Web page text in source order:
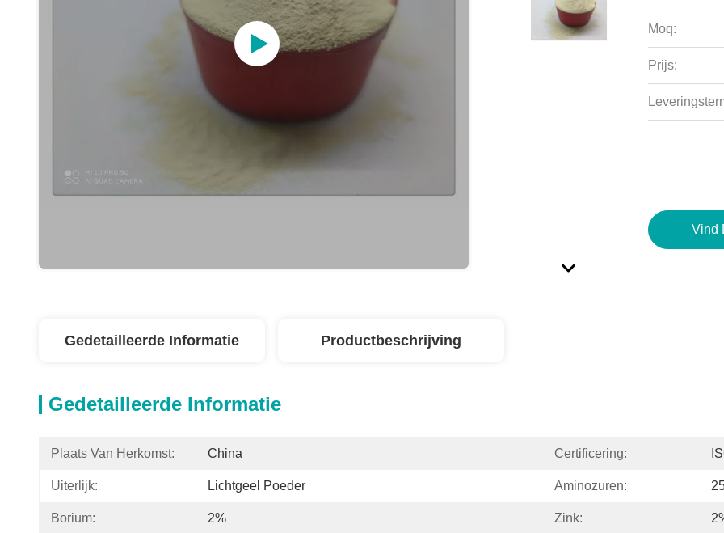
Moq:
Prijs:
Vind
Gedetailleerde Informatie Productbeschrijving
Gedetailleerde Informatie
Plaats Van Herkomst: China Certificering:
Uiterlijk: Lichtgeel Poeder Aminozuren:
Borium: 2% Zink: